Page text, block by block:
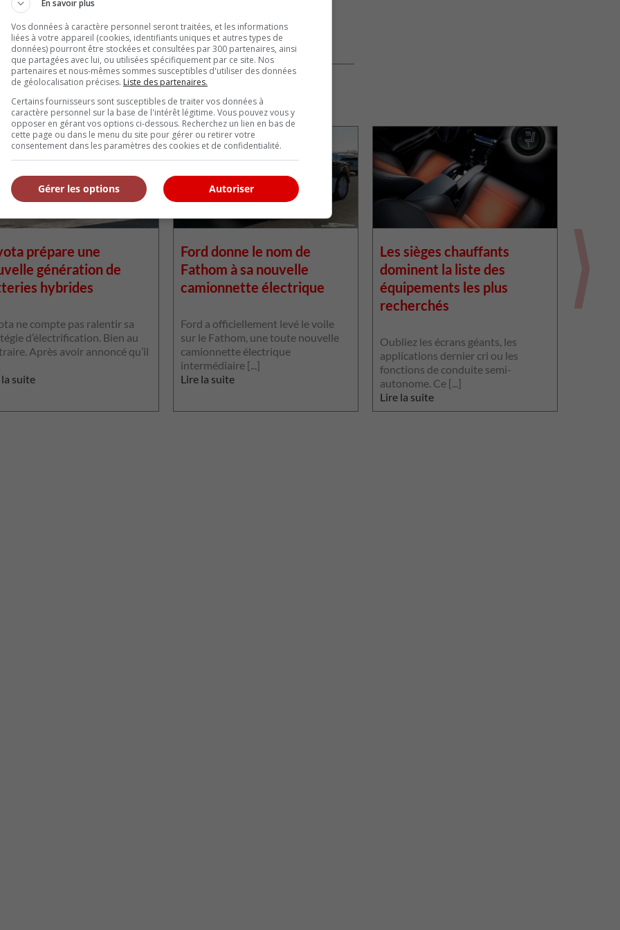
similaires
prépare une
génération de
hybrides
ne compte pas ralentir sa
d’électrification. Bien au
Après avoir annoncé qu’il
suite
Ford donne le nom de
Fathom à sa nouvelle
camionnette électrique
Ford a officiellement levé le voile
sur le Fathom, une toute nouvelle
camionnette électrique
intermédiaire [...]
Lire la suite
Les sièges chauffants
dominent la liste des
équipements les plus
recherchés
Oubliez les écrans géants, les
applications dernier cri ou les
fonctions de conduite semi-
autonome. Ce [...]
Lire la suite
GM
avec
En savoir plus
Vos données à caractère personnel seront traitées, et les informations
liées à votre appareil (cookies, identifiants uniques et autres types de
données) pourront être stockées et consultées par 300 partenaires, ainsi
que partagées avec lui, ou utilisées spécifiquement par ce site. Nos
partenaires et nous-mêmes sommes susceptibles d'utiliser des données
de géolocalisation précises. Liste des partenaires.
Certains fournisseurs sont susceptibles de traiter vos données à
caractère personnel sur la base de l'intérêt légitime. Vous pouvez vous y
opposer en gérant vos options ci-dessous. Recherchez un lien en bas de
cette page ou dans le menu du site pour gérer ou retirer votre
consentement dans les paramètres des cookies et de confidentialité.
Autoriser
Gérer les options